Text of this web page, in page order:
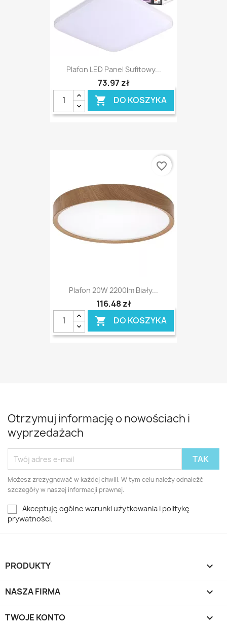
Plafon LED Panel Sufitowy...
73,97 zł
 DO KOSZYKA
Plafon 20W 2200lm Biały...
116,48 zł
 DO KOSZYKA
favorite_border
Otrzymuj informację o nowościach i
wyprzedażach
Możesz zrezygnować w każdej chwili. W tym celu należy odnaleźć
szczegóły w naszej informacji prawnej.
Akceptuję ogólne warunki użytkowania i politykę
prywatności.
PRODUKTY 
NASZA FIRMA 
TWOJE KONTO 